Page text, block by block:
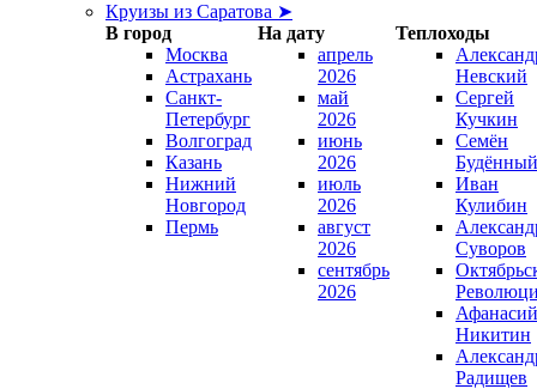
Круизы из Саратова ➤
В город
На дату
Теплоходы
Москва
Астрахань
Санкт-
Петербург
Волгоград
Казань
Нижний
Новгород
Пермь
апрель
2026
май
2026
июнь
2026
июль
2026
август
2026
сентябрь
2026
Невский
Сергей
Кучкин
Семён
Будённый
Иван
Кулибин
Суворов
Афанасий
Никитин
Радищев